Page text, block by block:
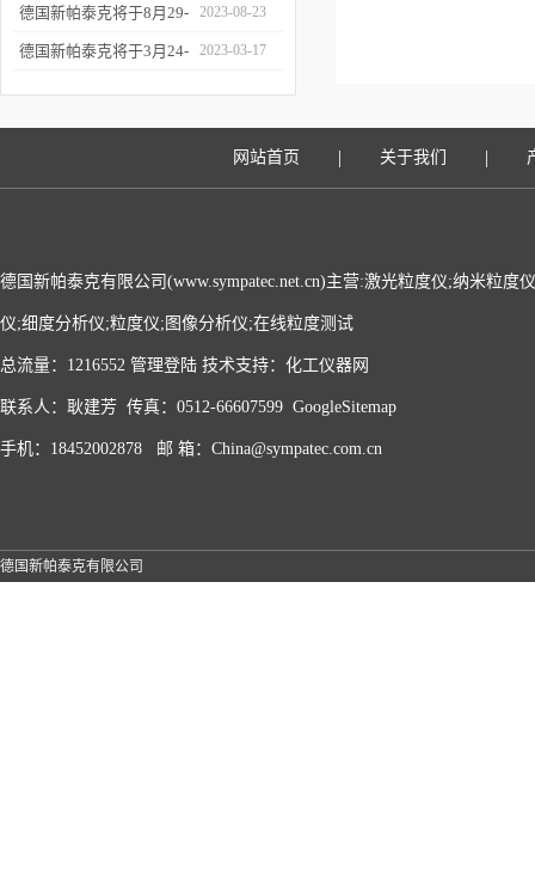
析
未来——新帕泰克中国20
周年
德国新帕泰克将于8月29-
31日参加Formnext 2023
2023-08-23
德国新帕泰克将于3月24-
坛
2023-03-17
网站首页 | 关于我们 |
德国新帕泰克有限公司(www.sympatec.net.cn)主营:激光粒度仪;纳米粒度
仪;细度分析仪;粒度仪;图像分析仪;在线粒度测试
总流量：1216552 管理登陆 技术支持： 化工仪器网
联系人：耿建芳 传真：0512-66607599 GoogleSitemap
手机：18452002878 邮 箱：China@sympatec.com.cn
德国新帕泰克有限公司